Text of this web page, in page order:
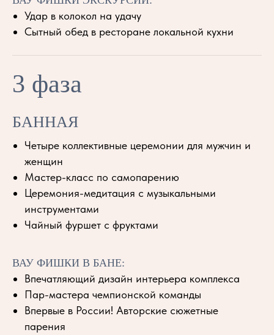
Удар в колокол на удачу
Сытный обед в ресторане локальной кухни
3 фаза
БАННАЯ
Четыре коллективные церемонии для мужчин и
женщин
Мастер-класс по самопарению
Церемония-медитация с музыкальными
инструментами
Чайный фуршет с фруктами
ВАУ ФИШКИ В БАНЕ:
Впечатляющий дизайн интерьера комплекса
Пар-мастера чемпионской команды
Впервые в России! Авторские сюжетные
парения